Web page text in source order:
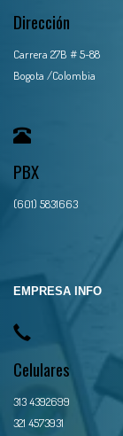
Dirección
Carrera 27B # 5-88
Bogota /Colombia
PBX
(601) 5831663
EMPRESA INFO
Celulares
313 4392699
321 4573931